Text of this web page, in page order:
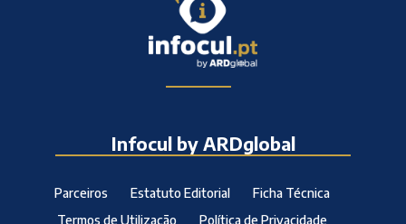
Infocul by ARDglobal
Parceiros Estatuto Editorial
Ficha Técnica
Termos de Utilização
Política de Privacidade